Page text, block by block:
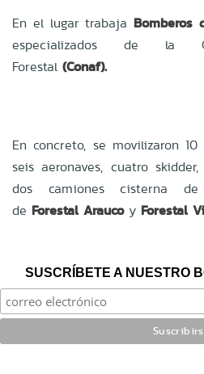
En el lugar trabaja Bomberos
especializados de la
Forestal (Conaf).
En concreto, se movilizaron
seis aeronaves, cuatro
dos camiones cisterna
de Forestal Arauco y Forestal
SUSCRÍBETE A NUESTRO